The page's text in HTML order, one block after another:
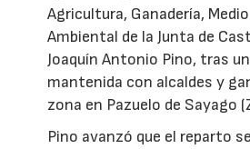
Agricultura, Ganadería,
Ambiental de la Junta de
Joaquín Antonio Pino, tras
mantenida con alcaldes y
zona en Pazuelo de Sayago
Pino avanzó que el reparto